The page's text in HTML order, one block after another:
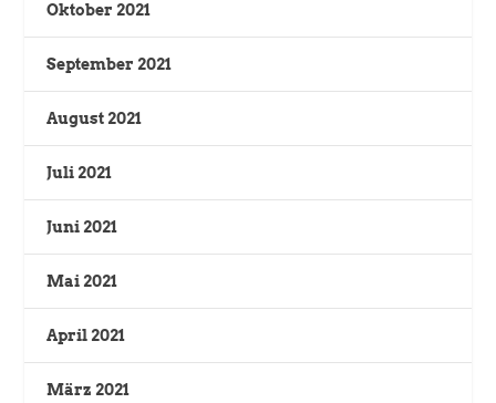
Oktober 2021
September 2021
August 2021
Juli 2021
Juni 2021
Mai 2021
April 2021
März 2021